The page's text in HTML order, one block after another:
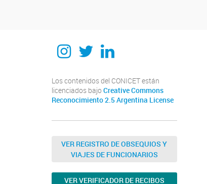
Instagram
TwitterLinkedin
Los contenidos del CONICET están
licenciados bajo Creative Commons
Reconocimiento 2.5 Argentina License
VER REGISTRO DE OBSEQUIOS Y
VIAJES DE FUNCIONARIOS
VER VERIFICADOR DE RECIBOS